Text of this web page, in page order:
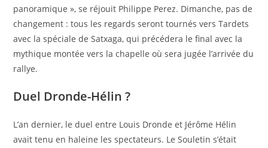
panoramique », se réjouit Philippe Perez. Dimanche, pas de
changement : tous les regards seront tournés vers Tardets
avec la spéciale de Satxaga, qui précédera le final avec la
mythique montée vers la chapelle où sera jugée l’arrivée du
rallye.
Duel Dronde-Hélin ?
L’an dernier, le duel entre Louis Dronde et Jérôme Hélin
avait tenu en haleine les spectateurs. Le Souletin s’était